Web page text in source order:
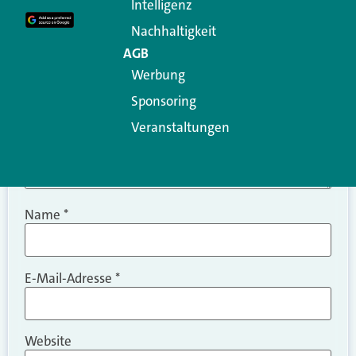
Kommentar
Name *
E-Mail-Adresse *
Website
Intelligenz
Nachhaltigkeit
AGB
Werbung
Sponsoring
Veranstaltungen